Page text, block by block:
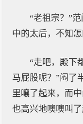
“老祖宗？”
中的太后，不知
“走吧，殿下
马屁股呢？”闷了
里嚷了起来，而
也高兴地噢噢叫了